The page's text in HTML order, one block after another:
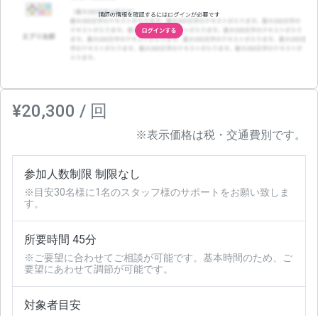
¥20,300 / 回
※表示価格は税・交通費別です。
参加人数制限 制限なし
※目安30名様に1名のスタッフ様のサポートをお願い致しま
す。
所要時間 45分
※ご要望に合わせてご相談が可能です。基本時間のため、ご
要望にあわせて調節が可能です。
対象者目安